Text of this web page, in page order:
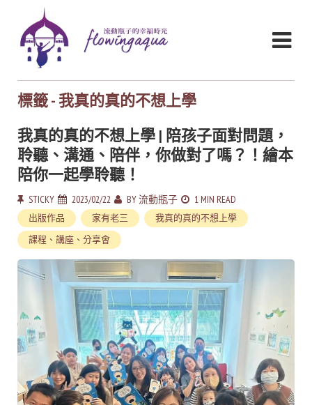
標籤 - 我真的真的不想上學
我真的真的不想上學 | 陪孩子面對問題，
聆聽、溝通、陪伴，你做對了嗎？！繪本
陪你一起學聆聽！
STICKY 2023/02/22 BY流動瓶子 1 MIN READ
出版作品 家有老三
我真的真的不想上學
課程、講座、分享會